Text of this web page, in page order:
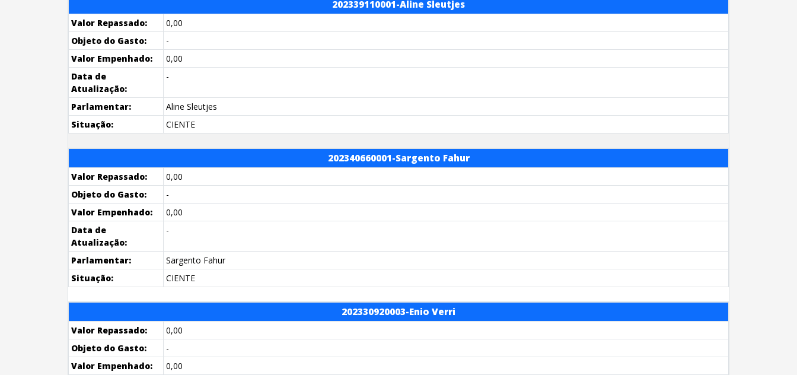
202339110001-Aline Sleutjes
Valor Repassado:
0,00
Objeto do Gasto:
-
Valor Empenhado:
0,00
Data de
Atualização:
-
Parlamentar:
Aline Sleutjes
Situação:
CIENTE
202340660001-Sargento Fahur
Valor Repassado:
0,00
Objeto do Gasto:
-
Valor Empenhado:
0,00
Data de
Atualização:
-
Parlamentar:
Sargento Fahur
Situação:
CIENTE
202330920003-Enio Verri
Valor Repassado:
0,00
Objeto do Gasto:
-
Valor Empenhado:
0,00